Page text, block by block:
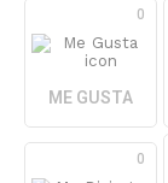
0
ME GUSTA
0